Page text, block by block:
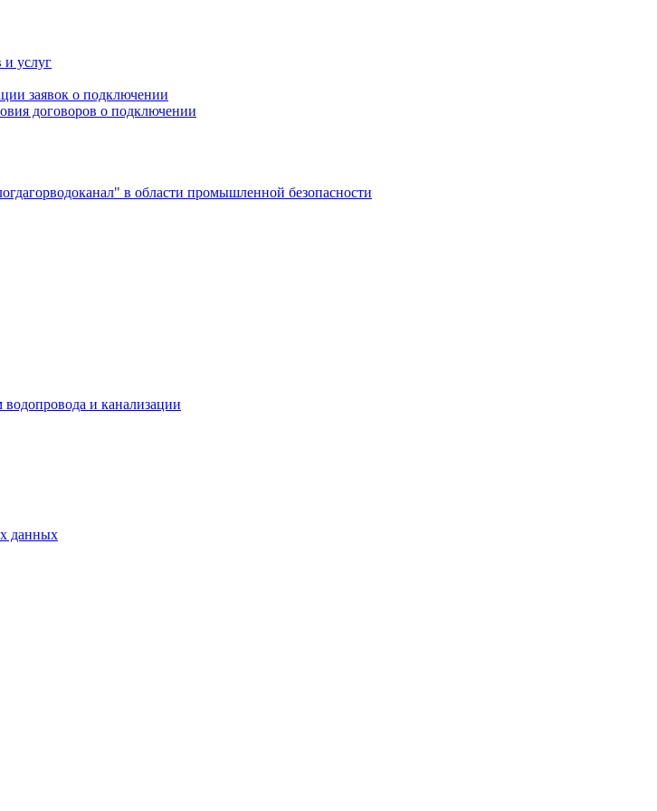
и услуг
заявок о подключении
договоров о подключении
в области промышленной безопасности
и канализации
данных